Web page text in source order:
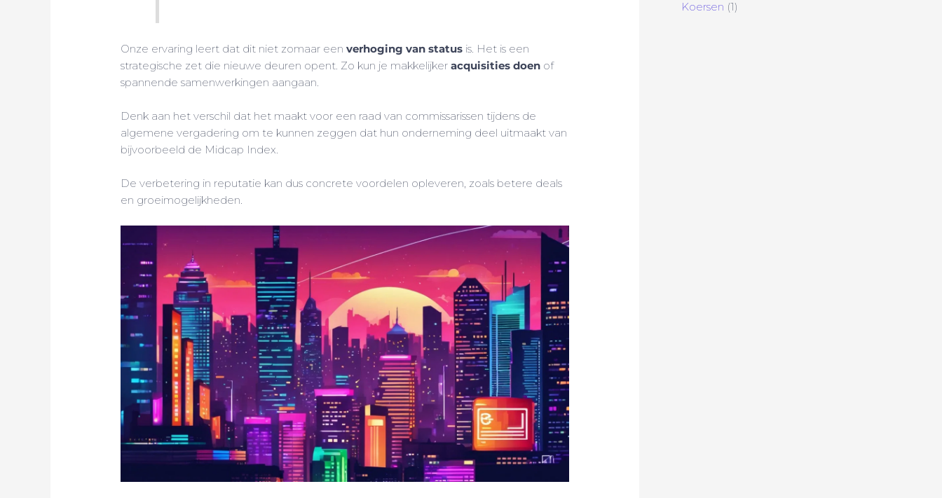
Onze ervaring leert dat dit niet zomaar eenverhoging van status is. Het is een
strategische zet die nieuwe deuren opent. Zo kun je makkelijkeracquisities doen of
spannende samenwerkingen aangaan.
Denk aan het verschil dat het maakt voor een raad van commissarissen tijdens de
algemene vergadering om te kunnen zeggen dat hun onderneming deel uitmaakt van
bijvoorbeeld de Midcap Index.
De verbetering in reputatie kan dus concrete voordelen opleveren, zoals betere deals
en groeimogelijkheden.
Koersen (1)